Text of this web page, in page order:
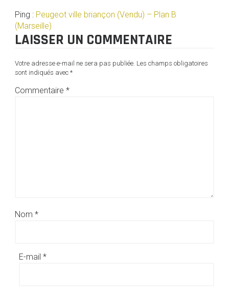
Ping : Peugeot ville briançon (Vendu) – Plan B
(Marseille)
LAISSER UN COMMENTAIRE
Votre adresse e-mail ne sera pas publiée. Les champs obligatoires
sont indiqués avec *
Commentaire *
Nom *
E-mail *